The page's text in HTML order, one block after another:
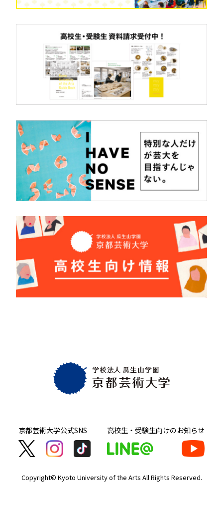
京都芸術大学公式SNS 高校生・受験生向けのお知らせ
Copyright© Kyoto University of the Arts All Rights Reserved.